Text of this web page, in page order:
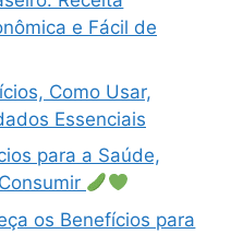
e Fácil de
Como Usar,
Essenciais
para a Saúde,
os Benefícios para